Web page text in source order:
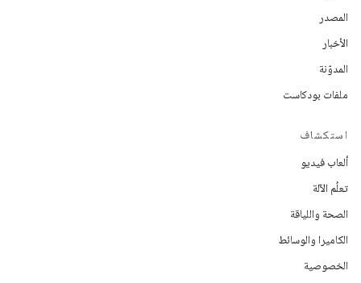
المصدر
الأخبار
المدوّنة
ملفات بودكاست
استكشاف
ألعاب فيديو
تعلُم الآلة
الصحة واللياقة
الكاميرا والوسائط
الخصوصية